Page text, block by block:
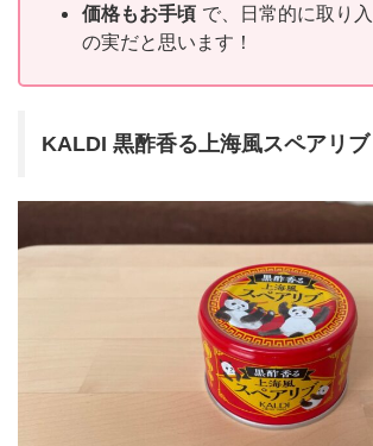
価格もお手頃 で、日常的に取り
の実だと思います！
KALDI 黒酢香る上海風スペアリブ